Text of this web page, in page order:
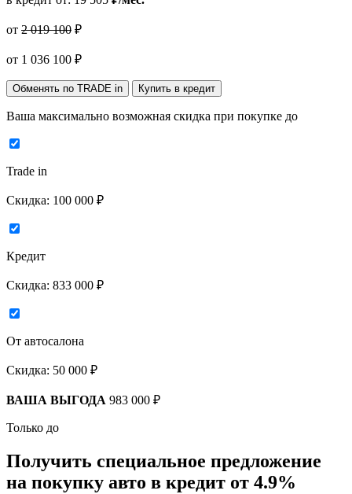
от 2 019 100 ₽
от 1 036 100 ₽
Обменять по TRADE in Купить в кредит
Ваша максимально возможная скидка при покупке до
Trade in
Скидка: 100 000 ₽
Кредит
Скидка: 833 000 ₽
От автосалона
Скидка: 50 000 ₽
ВАША ВЫГОДА 983 000 ₽
Только до
Получить специальное предложение
на покупку авто в кредит от 4.9%